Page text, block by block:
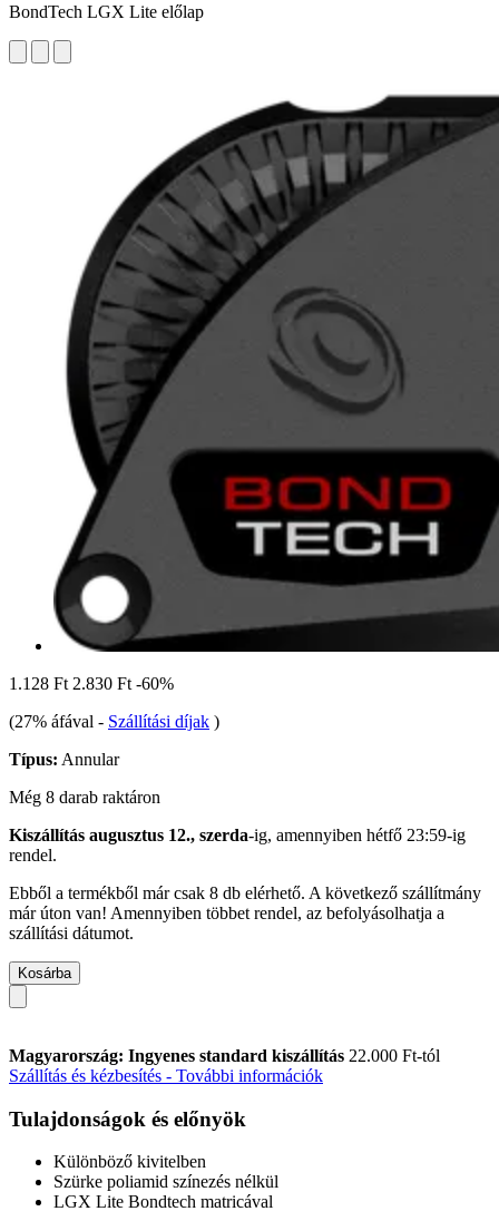
BondTech LGX Lite előlap
1.128 Ft 2.830 Ft -60%
(27% áfával - Szállítási díjak )
Típus: Annular
Még 8 darab raktáron
Kiszállítás augusztus 12., szerda-ig, amennyiben hétfő 23:59-ig
rendel.
Ebből a termékből már csak 8 db elérhető. A következő szállítmány
már úton van! Amennyiben többet rendel, az befolyásolhatja a
szállítási dátumot.
Kosárba
Magyarország: Ingyenes standard kiszállítás 22.000 Ft-tól
Szállítás és kézbesítés - További információk
Tulajdonságok és előnyök
Különböző kivitelben
Szürke poliamid színezés nélkül
LGX Lite Bondtech matricával